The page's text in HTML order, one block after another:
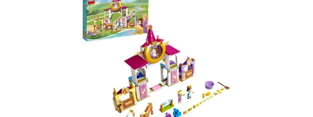
Děti si s touto disneyovskou sadou užijí neomezené hraní
s roztomilými koníky
Dostupnost:
Skladem>3